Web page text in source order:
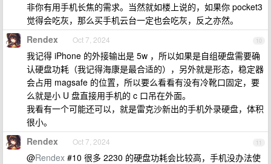
非你有用手机长焦的需求。当然就如楼上说的，如果你 pocket3
觉得会吃灰，那么买手机云台一定也会吃灰，反之亦然。
10
Rendex Oct 7, 2024
我记得 iPhone 的外接输出是 5w ，所以如果是自组硬盘需要确
认硬盘功耗（我记得海康是最合适的），另外就是形态，稳定器
会占用 magsafe 的位置，所以要么看看有没有冷靴口固定，要
么就是小 U 盘直接用手机的 c 口吊在外面。
我看有一个可能还可以，就是雷克沙新出的手机外录硬盘，体积
很小。
11
Rendex Oct 7, 2024
@Rendex #10 很多 2230 的硬盘功耗会比较高，手机没办法使